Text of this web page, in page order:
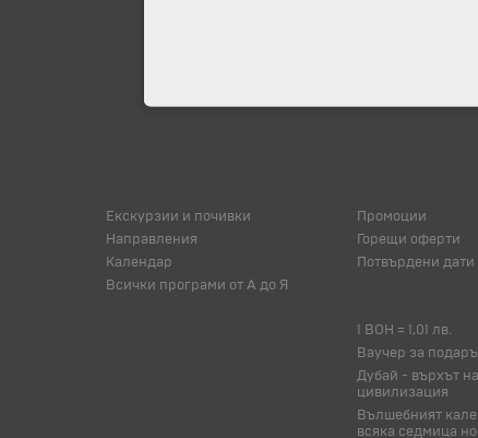
Екскурзии и почивки
Направления
Календар
Всички програми от А до Я
Промоции
Горещи оферти
Потвърдени дати
1 BOH = 1,01 лв.
Ваучер за
Дубай - върхът
цивилизация
Вълшебният
всяка седмица